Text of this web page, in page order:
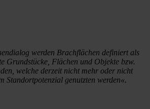
werden Brachflächen definiert als
Grundstücke, Flächen und Objekte bzw.
welche derzeit nicht mehr oder nicht
Standortpotenzial genutzten werden«.